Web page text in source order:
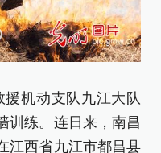
机动支队九江大队
训练。连日来，南昌
江西省九江市都昌县